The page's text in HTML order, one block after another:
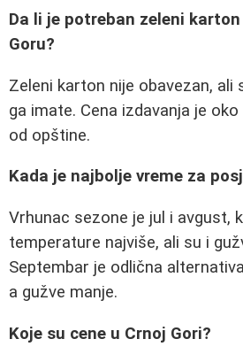
Da li je potreban zeleni
Goru?
Zeleni karton nije obavezan, ali
ga imate. Cena izdavanja je
od opštine.
Kada je najbolje vreme za
Vrhunac sezone je jul i avgust,
temperature najviše, ali su i
Septembar je odlična
a gužve manje.
Koje su cene u Crnoj Gori?